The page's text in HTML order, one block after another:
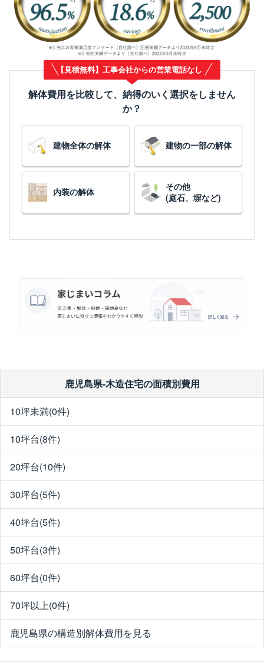
【見積無料】工事会社からの営業電話なし
解体費用を比較して、納得のいく選択をしません
か？
建物全体の解体 建物の一部の解体
内装の解体
その他
(庭石、塀など)
鹿児島県-木造住宅の面積別費用
10坪未満(0件)
10坪台(8件)
20坪台(10件)
30坪台(5件)
40坪台(5件)
50坪台(3件)
60坪台(0件)
70坪以上(0件)
鹿児島県の構造別解体費用を見る